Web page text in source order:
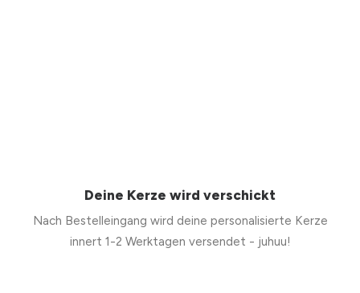
Deine Kerze wird verschickt
Nach Bestelleingang wird deine personalisierte Kerze
innert 1-2 Werktagen versendet - juhuu!